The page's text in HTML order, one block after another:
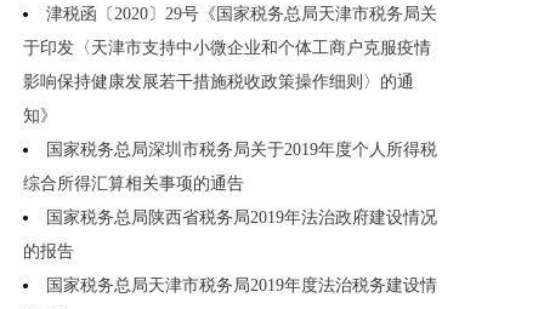
津税函〔2020〕29号《国家税务总局天津市税务局关
于印发〈天津市支持中小微企业和个体工商户克服疫情
影响保持健康发展若干措施税收政策操作细则〉的通
知》
国家税务总局深圳市税务局关于2019年度个人所得税
综合所得汇算相关事项的通告
国家税务总局陕西省税务局2019年法治政府建设情况
的报告
国家税务总局天津市税务局2019年度法治税务建设情